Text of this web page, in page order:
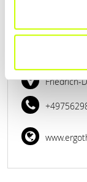
PRAXIS
Friedrich-